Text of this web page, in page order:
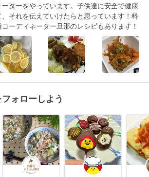
ターをやっています。子供達に安全で健康
それを伝えていけたらと思っています！料
ーディネーター旦那のレシピもあります！
ォローしよう